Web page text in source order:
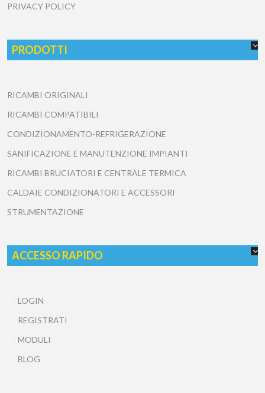
PRIVACY POLICY
PRODOTTI
RICAMBI ORIGINALI
RICAMBI COMPATIBILI
CONDIZIONAMENTO-REFRIGERAZIONE
SANIFICAZIONE E MANUTENZIONE IMPIANTI
RICAMBI BRUCIATORI E CENTRALE TERMICA
CALDAIE CONDIZIONATORI E ACCESSORI
STRUMENTAZIONE
ACCESSO RAPIDO
LOGIN
REGISTRATI
MODULI
BLOG